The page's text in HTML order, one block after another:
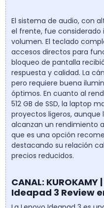
El sistema de audio, con
el frente, fue
volumen. El teclado
accesos directos para
bloqueo de pantalla
respuesta y calidad. La
pero requiere buena
óptimos. En cuanto al
512 GB de SSD, la laptop
proyectos ligeros, aunque
alcanzan un rendimiento
que es una opción
destacando su relación
precios reducidos.
CANAL: KUROKAMY
Ideapad 3 Review